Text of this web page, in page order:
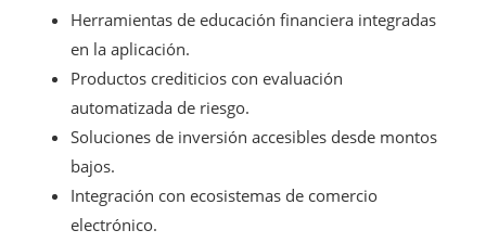
Herramientas de educación financiera integradas
en la aplicación.
Productos crediticios con evaluación
automatizada de riesgo.
Soluciones de inversión accesibles desde montos
bajos.
Integración con ecosistemas de comercio
electrónico.